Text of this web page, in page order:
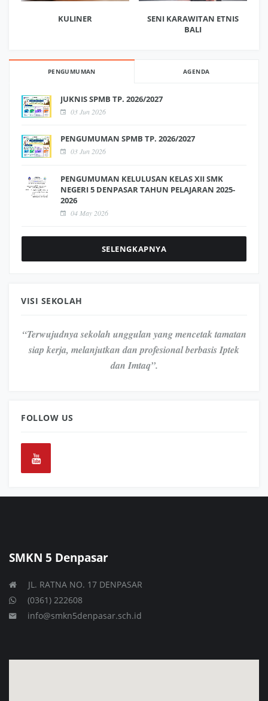
KULINER
SENI KARAWITAN ETNIS
BALI
PENGUMUMAN AGENDA
JUKNIS SPMB TP. 2026/2027
03 Jun 2026
PENGUMUMAN SPMB TP. 2026/2027
03 Jun 2026
PENGUMUMAN KELULUSAN KELAS XII SMK
NEGERI 5 DENPASAR TAHUN PELAJARAN 2025-
2026
04 May 2026
SELENGKAPNYA
VISI SEKOLAH
“Terwujudnya sekolah unggulan yang mencetak tamatan
siap kerja, melanjutkan dan profesional berbasis Iptek
dan Imtaq”.
FOLLOW US
SMKN 5 Denpasar
JL. RATNA NO. 17 DENPASAR
(0361) 222608
info@smkn5denpasar.sch.id